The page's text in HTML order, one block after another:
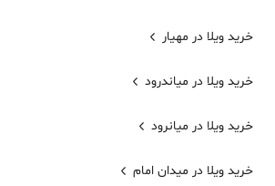
خرید ویلا در مهیار
خرید ویلا در میاندرود
خرید ویلا در میانرود
خرید ویلا در میدان امام